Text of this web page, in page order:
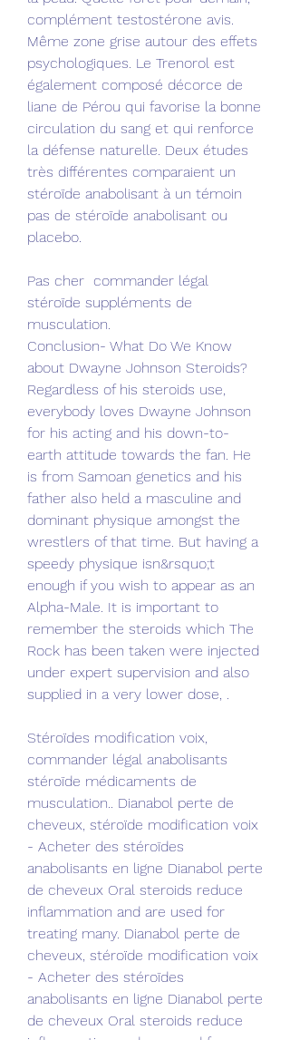
complément testostérone avis.
Même zone grise autour des effets
psychologiques. Le Trenorol est
également composé décorce de
liane de Pérou qui favorise la bonne
circulation du sang et qui renforce
la défense naturelle. Deux études
très différentes comparaient un
stéroïde anabolisant à un témoin
pas de stéroïde anabolisant ou
placebo.
Pas cher  commander légal
stéroïde suppléments de
musculation.
Conclusion- What Do We Know
about Dwayne Johnson Steroids?
Regardless of his steroids use,
everybody loves Dwayne Johnson
for his acting and his down-to-
earth attitude towards the fan. He
is from Samoan genetics and his
father also held a masculine and
dominant physique amongst the
wrestlers of that time. But having a
speedy physique isn&rsquo;t
enough if you wish to appear as an
Alpha-Male. It is important to
remember the steroids which The
Rock has been taken were injected
under expert supervision and also
supplied in a very lower dose, .
Stéroïdes modification voix,
commander légal anabolisants
stéroïde médicaments de
musculation.. Dianabol perte de
cheveux, stéroïde modification voix
- Acheter des stéroïdes
anabolisants en ligne Dianabol perte
de cheveux Oral steroids reduce
inflammation and are used for
treating many. Dianabol perte de
cheveux, stéroïde modification voix
- Acheter des stéroïdes
anabolisants en ligne Dianabol perte
de cheveux Oral steroids reduce